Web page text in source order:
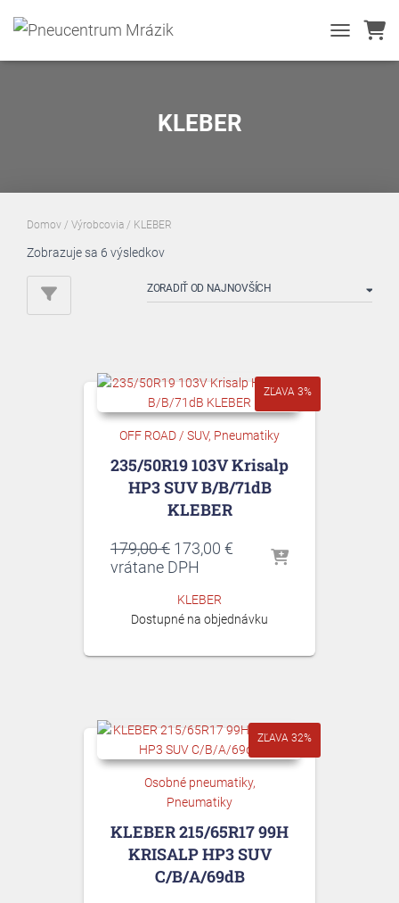
TOGGLE
KLEBER
Domov / Výrobcovia / KLEBER
Zobrazuje sa 6 výsledkovZoradené
najnovších
ZĽAVA 3%
OFF ROAD / SUV Pneumatiky
235/50R19 103V Krisalp
HP3 SUV B/B/71dB
KLEBER
179,00€ Pôvodná
cena
179,00 €.
173,00 € Aktuálna
vrátane DPH
KLEBER
Dostupné na objednávku
ZĽAVA 32%
Osobné pneumatiky
Pneumatiky
KLEBER 215/65R17 99H
KRISALP HP3 SUV
C/B/A/69dB